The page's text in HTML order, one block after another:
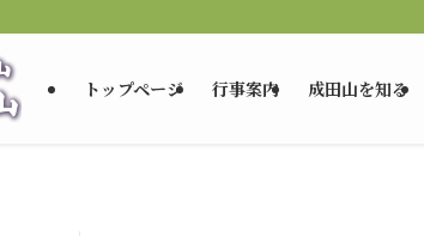
トップページ 行事案内 成田山を知る